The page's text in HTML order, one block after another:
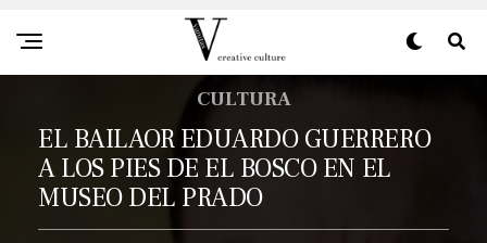
CULTURA
EL BAILAOR EDUARDO GUERRERO
A LOS PIES DE EL BOSCO EN EL
MUSEO DEL PRADO